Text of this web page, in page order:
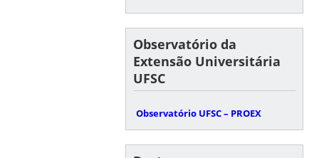
Observatório da
Extensão Universitária
UFSC
Observatório UFSC – PROEX